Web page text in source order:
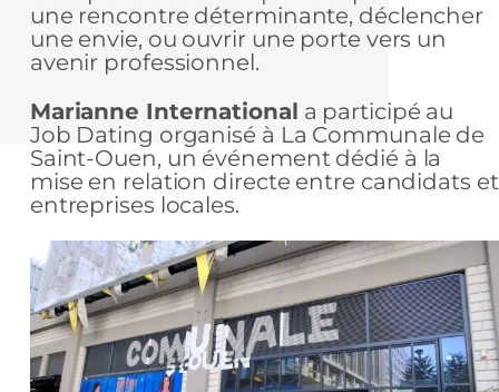
une rencontre déterminante, déclencher
une envie, ou ouvrir une porte vers un
avenir professionnel.
Marianne International a participé au
Job Dating organisé à La Communale de
Saint-Ouen, un événement dédié à la
mise en relation directe entre candidats et
entreprises locales.